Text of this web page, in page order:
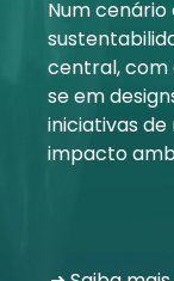
Num
central,
se em
iniciativas
impacto